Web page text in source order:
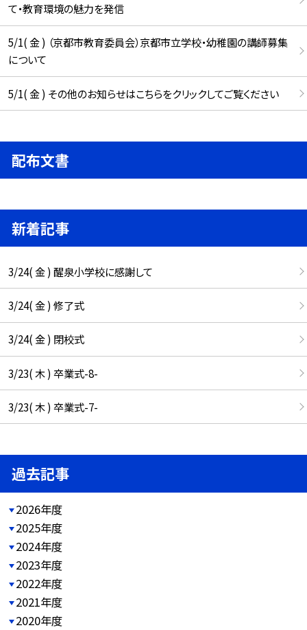
て・教育環境の魅力を発信
5/1( 金 ) （京都市教育委員会）京都市立学校・幼稚園の講師募集
について
5/1( 金 ) その他のお知らせはこちらをクリックしてご覧ください
配布文書
新着記事
3/24( 金 ) 醒泉小学校に感謝して
3/24( 金 ) 修了式
3/24( 金 ) 閉校式
3/23( 木 ) 卒業式-8-
3/23( 木 ) 卒業式-7-
過去記事
2026年度
2025年度
2024年度
2023年度
2022年度
2021年度
2020年度